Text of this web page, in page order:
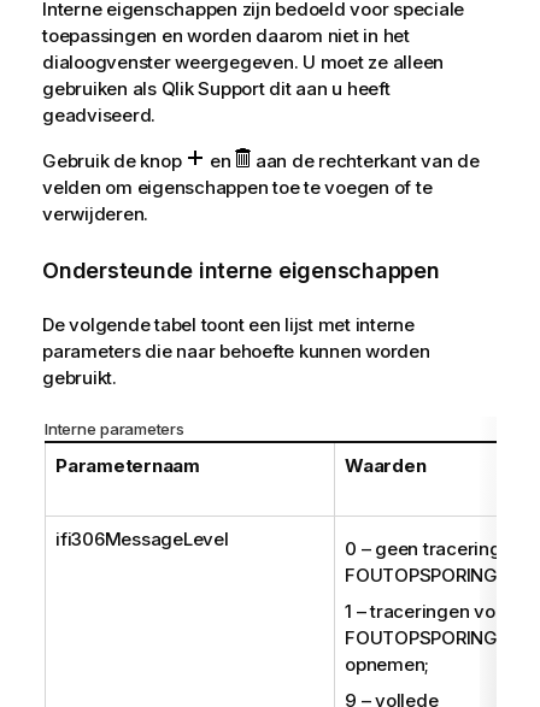
Interne eigenschappen zijn bedoeld voor speciale
toepassingen en worden daarom niet in het
dialoogvenster weergegeven. U moet ze alleen
gebruiken als QlikSupport dit aan u heeft
geadviseerd.
Gebruik de knop
en
aan de rechterkant van de
velden om eigenschappen toe te voegen of te
verwijderen.
Ondersteunde interne eigenschappen
De volgende tabel toont een lijst met interne
parameters die naar behoefte kunnen worden
gebruikt.
Interne parameters
Parameternaam Waarden
ifi306MessageLevel
0 – geen traceringen
FOUTOPSPORING;
1 – traceringen voor
FOUTOPSPORING
opnemen;
9 – vollede